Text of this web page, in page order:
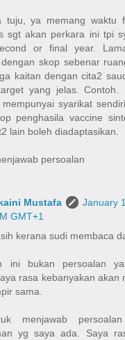
tuju, ya memang waktu
sgt akan perkara ini tpi
or final year.
skop sebenar
kaitan dengan cita2
yang jelas. Contoh.
syarikat
penghasila vaccine
lain boleh diadaptasikan.
persoalan
Mustafa
January
GMT+1
kerana sudi membaca
ini bukan persoalan
rasa kebanyakan akan
sama.
menjawab
yg saya ada. Saya